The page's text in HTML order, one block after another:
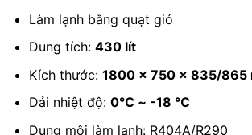
Làm lạnh bằng quạt gió
Dung tích: 430 lít
Kích thước: 1800 x 750 x 835/865
Dải nhiệt độ: 0℃ ~ -18 ℃
Dung môi làm lạnh: R404A/R290